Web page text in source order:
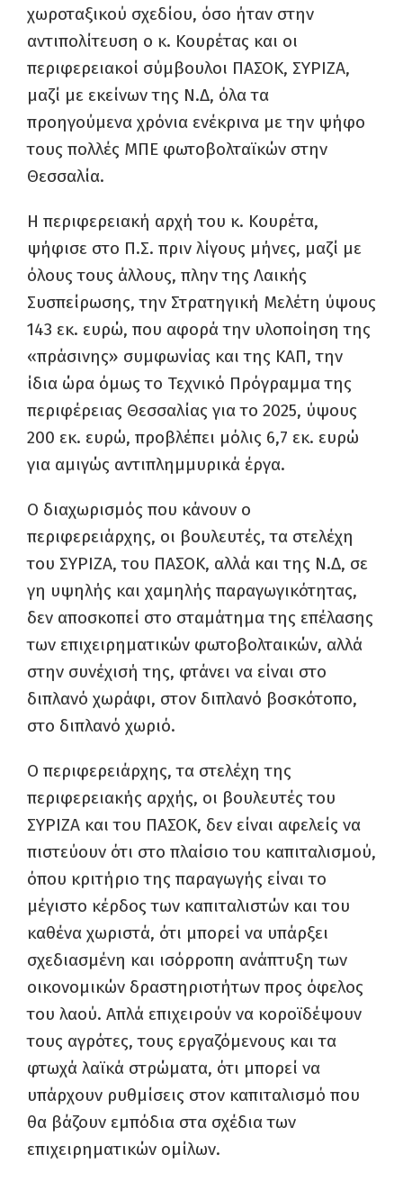
χωροταξικού σχεδίου, όσο ήταν στην
αντιπολίτευση ο κ. Κουρέτας και οι
περιφερειακοί σύμβουλοι ΠΑΣΟΚ, ΣΥΡΙΖΑ,
μαζί με εκείνων της Ν.Δ, όλα τα
προηγούμενα χρόνια ενέκρινα με την ψήφο
τους πολλές ΜΠΕ φωτοβολταϊκών στην
Θεσσαλία.
Η περιφερειακή αρχή του κ. Κουρέτα,
ψήφισε στο Π.Σ. πριν λίγους μήνες, μαζί με
όλους τους άλλους, πλην της Λαικής
Συσπείρωσης, την Στρατηγική Μελέτη ύψους
143 εκ. ευρώ, που αφορά την υλοποίηση της
«πράσινης» συμφωνίας και της ΚΑΠ, την
ίδια ώρα όμως το Τεχνικό Πρόγραμμα της
περιφέρειας Θεσσαλίας για το 2025, ύψους
200 εκ. ευρώ, προβλέπει μόλις 6,7 εκ. ευρώ
για αμιγώς αντιπλημμυρικά έργα.
Ο διαχωρισμός που κάνουν ο
περιφερειάρχης, οι βουλευτές, τα στελέχη
του ΣΥΡΙΖΑ, του ΠΑΣΟΚ, αλλά και της Ν.Δ, σε
γη υψηλής και χαμηλής παραγωγικότητας,
δεν αποσκοπεί στο σταμάτημα της επέλασης
των επιχειρηματικών φωτοβολταικών, αλλά
στην συνέχισή της, φτάνει να είναι στο
διπλανό χωράφι, στον διπλανό βοσκότοπο,
στο διπλανό χωριό.
Ο περιφερειάρχης, τα στελέχη της
περιφερειακής αρχής, οι βουλευτές του
ΣΥΡΙΖΑ και του ΠΑΣΟΚ, δεν είναι αφελείς να
πιστεύουν ότι στο πλαίσιο του καπιταλισμού,
όπου κριτήριο της παραγωγής είναι το
μέγιστο κέρδος των καπιταλιστών και του
καθένα χωριστά, ότι μπορεί να υπάρξει
σχεδιασμένη και ισόρροπη ανάπτυξη των
οικονομικών δραστηριοτήτων προς όφελος
του λαού. Απλά επιχειρούν να κοροϊδέψουν
τους αγρότες, τους εργαζόμενους και τα
φτωχά λαϊκά στρώματα, ότι μπορεί να
υπάρχουν ρυθμίσεις στον καπιταλισμό που
θα βάζουν εμπόδια στα σχέδια των
επιχειρηματικών ομίλων.